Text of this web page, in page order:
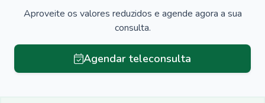
Aproveite os valores reduzidos e agende agora a sua
consulta.
Agendar teleconsulta